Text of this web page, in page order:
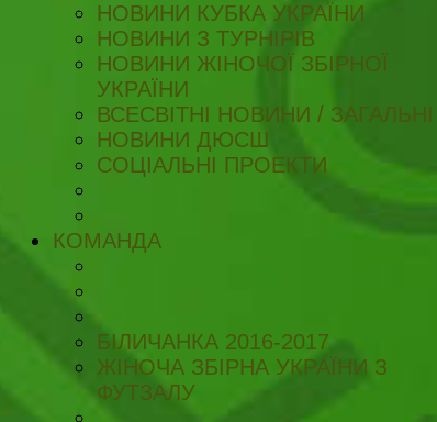
НОВИНИ КУБКА УКРАЇНИ
НОВИНИ З ТУРНІРІВ
НОВИНИ ЖІНОЧОЇ ЗБІРНОЇ
УКРАЇНИ
ВСЕСВІТНІ НОВИНИ / ЗАГАЛЬНІ
НОВИНИ ДЮСШ
СОЦІАЛЬНІ ПРОЕКТИ
КОМАНДА
БІЛИЧАНКА 2016-2017
ЖІНОЧА ЗБІРНА УКРАЇНИ З
ФУТЗАЛУ